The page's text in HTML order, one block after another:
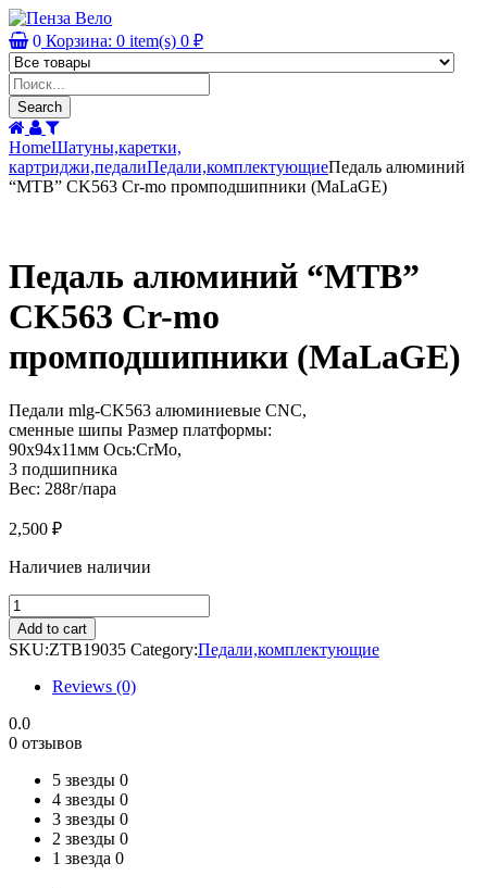
0 Корзина: 0 item(s) 0 ₽
Products
search
Search
HomeШатуны,каретки,
картриджи,педалиПедали,комплектующиеПедаль алюминий
“MTB” CK563 Cr-mo промподшипники (MaLaGE)
Педаль алюминий “MTB”
CK563 Cr-mo
промподшипники (MaLaGE)
Педали mlg-CK563 алюминиевые CNC,
сменные шипы Размер платформы:
90х94х11мм Ось:CrMo,
3 подшипника
Вес: 288г/пара
2,500 ₽
Наличиев наличии
Педаль
алюминий
"MTB"
CK563
промподшипники
(MaLaGE)
Add to cart
SKU:ZTB19035 Category:Педали,комплектующие
Reviews (0)
0.0
0 отзывов
5 звезды 0
4 звезды 0
3 звезды 0
2 звезды 0
1 звезда 0